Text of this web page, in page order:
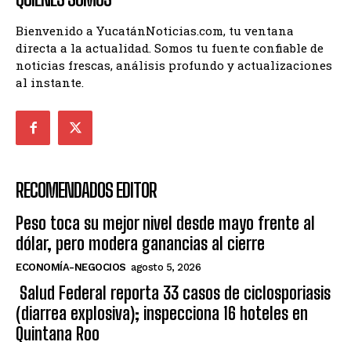
Bienvenido a YucatánNoticias.com, tu ventana
directa a la actualidad. Somos tu fuente confiable de
noticias frescas, análisis profundo y actualizaciones
al instante.
RECOMENDADOS EDITOR
Peso toca su mejor nivel desde mayo frente al
dólar, pero modera ganancias al cierre
ECONOMÍA-NEGOCIOS agosto 5, 2026
Salud Federal reporta 33 casos de ciclosporiasis
(diarrea explosiva); inspecciona 16 hoteles en
Quintana Roo